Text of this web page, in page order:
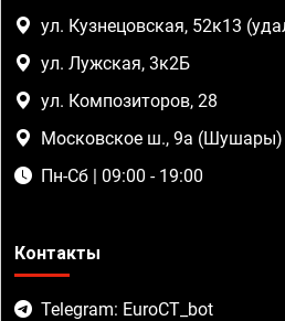
ул. Кузнецовская, 52к13
ул. Лужская, 3к2Б
ул. Композиторов, 28
Московское ш., 9а (Шушары)
Пн-Сб | 09:00 - 19:00
Контакты
Telegram: EuroCT_bot